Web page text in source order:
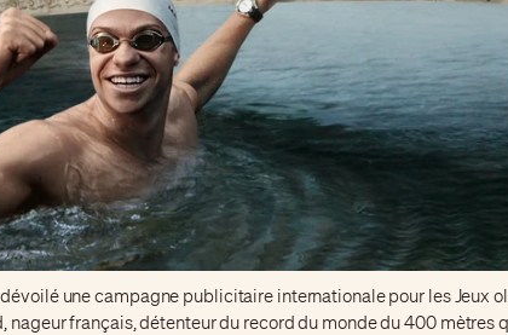
une campagne publicitaire internationale pour les Jeux
nageur français, détenteur du record du monde du 400 mètres